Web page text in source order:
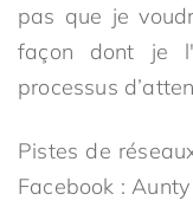
pas que je
façon dont je
processus
Pistes de
Facebook :